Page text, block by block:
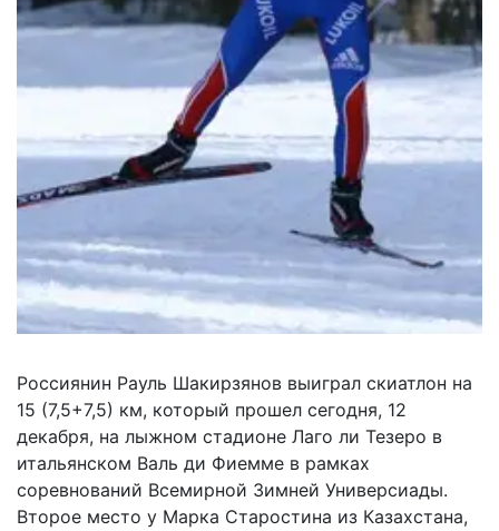
Россиянин Рауль Шакирзянов выиграл скиатлон на
15 (7,5+7,5) км, который прошел сегодня, 12
декабря, на лыжном стадионе Лаго ли Тезеро в
итальянском Валь ди Фиемме в рамках
соревнований Всемирной Зимней Универсиады.
Второе место у Марка Старостина из Казахстана,